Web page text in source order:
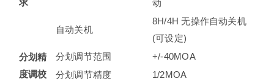
动
自动关机
8H/4H 无操作自动关机
(可设定)
分划精
度调校
分划调节范围
+/-40MOA
分划调节精度
1/2MOA